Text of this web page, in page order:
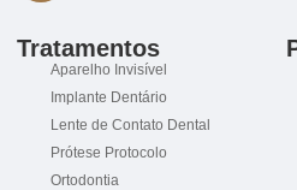
Tratamentos
Aparelho Invisível
Implante Dentário
Lente de Contato Dental
Prótese Protocolo
Ortodontia